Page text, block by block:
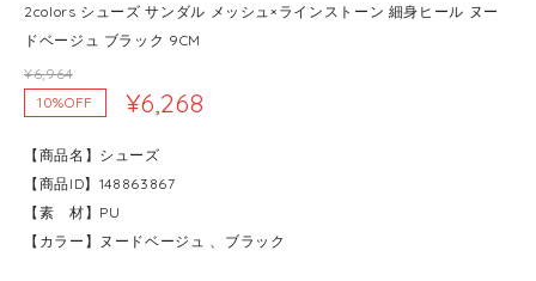
2colors シューズ サンダル メッシュ×ラインストーン 細身ヒール ヌー
ドベージュ ブラック 9CM
¥6,964
10%OFF
¥6,268
【商品名】シューズ
【商品ID】148863867
【素 材】PU
【カラー】ヌードベージュ 、ブラック